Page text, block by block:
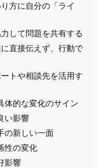
方に自分の「ライ
して問題を共有する
直接伝えず、行動で
トや相談先を活用す
体的な変化のサイン
い影響
の新しい一面
性の変化
影響